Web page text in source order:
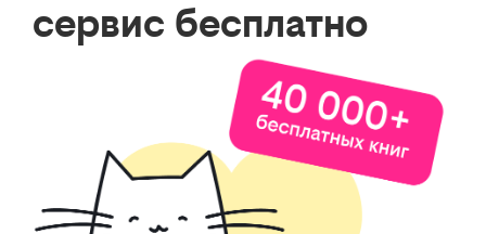
сервис бесплатно